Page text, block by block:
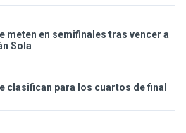
meten en semifinales tras vencer a
Sola
clasifican para los cuartos de final